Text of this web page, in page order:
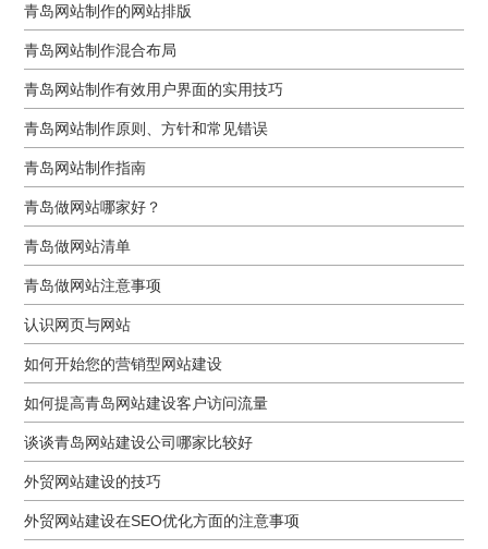
青岛网站制作的网站排版
青岛网站制作混合布局
青岛网站制作有效用户界面的实用技巧
青岛网站制作原则、方针和常见错误
青岛网站制作指南
青岛做网站哪家好？
青岛做网站清单
青岛做网站注意事项
认识网页与网站
如何开始您的营销型网站建设
如何提高青岛网站建设客户访问流量
谈谈青岛网站建设公司哪家比较好
外贸网站建设的技巧
外贸网站建设在SEO优化方面的注意事项